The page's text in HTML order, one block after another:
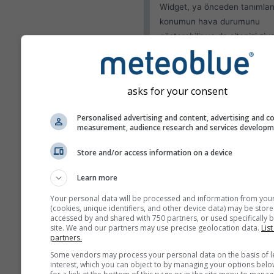
Widget, ya önceden
konumun hava durumunu
gösterebilir ya da sitenizi
eden her bir ziyaretçinin
algılamayı deneyebilir.
Kullanıcı konumunu
Görünüm
Özellikler
asks for your consent
Personalised advertising and content, advertising and
measurement, audience research and services
Store and/or access information on a device
Learn more
Your personal data will be processed and information from
(cookies, unique identifiers, and other device data) may be
accessed by and shared with 750 partners, or used specifically
site. We and our partners may use precise geolocation data.
partners.
Some vendors may process your personal data on the basis of
interest, which you can object to by managing your options